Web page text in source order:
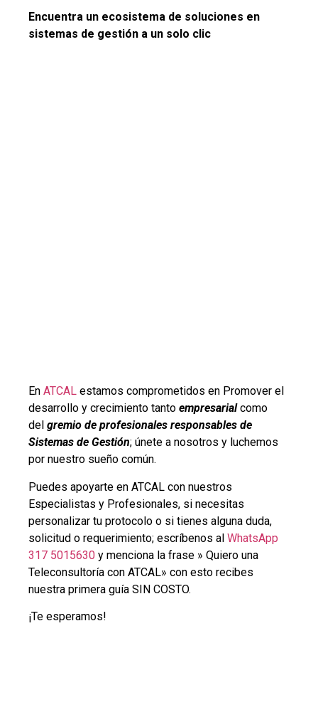
Encuentra un ecosistema de soluciones en
sistemas de gestión a un solo clic
En ATCAL estamos comprometidos en Promover el
desarrollo y crecimiento tanto empresarial como
del gremio de profesionales responsables de
Sistemas de Gestión; únete a nosotros y luchemos
por nuestro sueño común.
Puedes apoyarte en ATCAL con nuestros
Especialistas y Profesionales, si necesitas
personalizar tu protocolo o si tienes alguna duda,
solicitud o requerimiento; escríbenos al WhatsApp
317 5015630 y menciona la frase » Quiero una
Teleconsultoría con ATCAL» con esto recibes
nuestra primera guía SIN COSTO.
¡Te esperamos!